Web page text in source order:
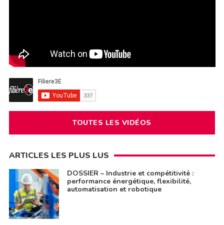
TOUTES LES VIDÉOS
ARTICLES LES PLUS LUS
DOSSIER – Industrie et compétitivité :
performance énergétique, flexibilité,
automatisation et robotique